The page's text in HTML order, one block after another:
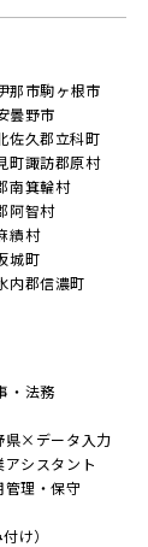
那市駒ヶ根市
曇野市
佐久郡立科町
町諏訪郡原村
南箕輪村
阿智村
績村
城町
内郡信濃町
・法務
県×データ入力
シスタント
理・保守
け）